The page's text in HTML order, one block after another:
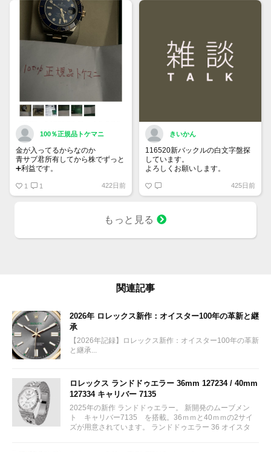
100％正規品トケマニ
金が入ってるからなのか
青サブ君所有してから株でずっと
➕利益です。
銘柄番号7932 ニッピ
1 1 422日前
きいかん
116520新バックルの白文字盤探
しています。
よろしくお願いします。
425日前
もっと見る
関連記事
2026年 ロレックス新作：オイスター100年の革新と継
承
【2026年記録】ロレックス新作：オイスター100年の革新
と継承...
ロレックス ランドドゥエラー 36mm 127234 / 40mm
127334 キャリバー 7135
2025年の新作 ランドドゥエラー。 新開発のムーブメン
ト キャリバー7135 を搭載。36ｍｍと40ｍｍの2サイ
ズが用意されています。 ランドドゥエラー 36 オイスタ